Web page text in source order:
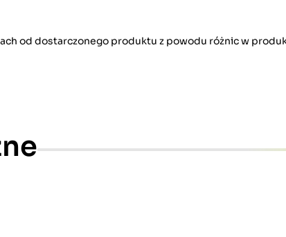
od dostarczonego produktu z powodu różnic w